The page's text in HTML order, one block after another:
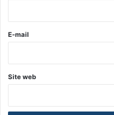
e
E-mail
Site web